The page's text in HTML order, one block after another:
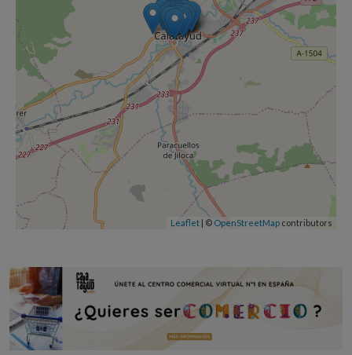
Leaflet | © OpenStreetMap contributors